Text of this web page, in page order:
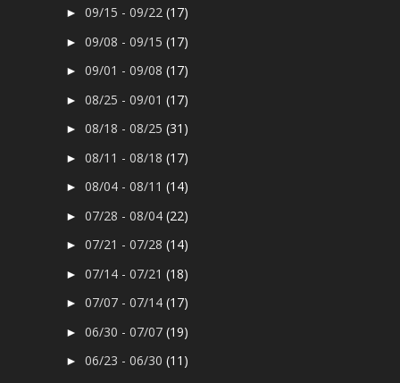
►09/15 - 09/22(17)
►09/08 - 09/15(17)
►09/01 - 09/08(17)
►08/25 - 09/01(17)
►08/18 - 08/25(31)
►08/11 - 08/18(17)
►08/04 - 08/11(14)
►07/28 - 08/04(22)
►07/21 - 07/28(14)
►07/14 - 07/21(18)
►07/07 - 07/14(17)
►06/30 - 07/07(19)
►06/23 - 06/30(11)